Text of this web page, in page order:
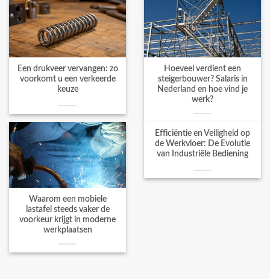
Een drukveer vervangen: zo
voorkomt u een verkeerde
keuze
Hoeveel verdient een
steigerbouwer? Salaris in
Nederland en hoe vind je
werk?
Waarom een mobiele
lastafel steeds vaker de
voorkeur krijgt in moderne
werkplaatsen
Efficiëntie en Veiligheid op
de Werkvloer: De Evolutie
van Industriële Bediening